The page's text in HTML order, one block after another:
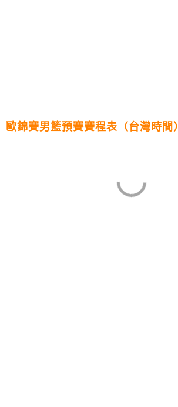
歐錦賽男籃預賽賽程表（台灣時間）